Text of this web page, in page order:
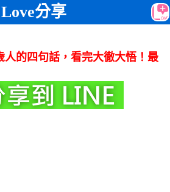
Love分享
人的四句話，看完大徹大悟！最